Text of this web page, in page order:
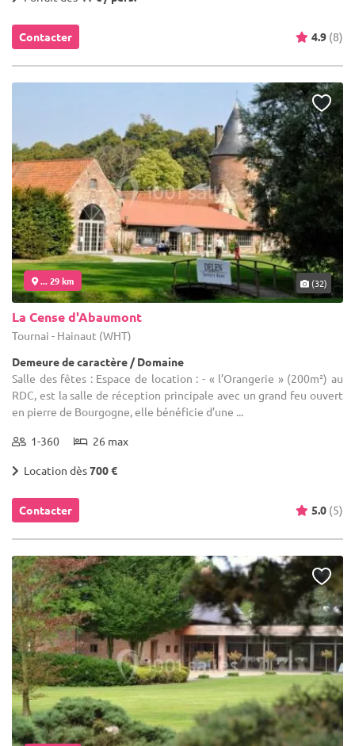
Contacter 4.9 (8)
... 29 km (32)
La Cense d'Abaumont
Tournai - Hainaut (WHT)
Demeure de caractère / Domaine
Salle des fêtes : Espace de location : - « l’Orangerie » (200m²) au
RDC, est la salle de réception principale avec un grand feu ouvert
en pierre de Bourgogne, elle bénéficie d’une ...
1-360 26 max
Location dès700 €
Contacter 5.0 (5)